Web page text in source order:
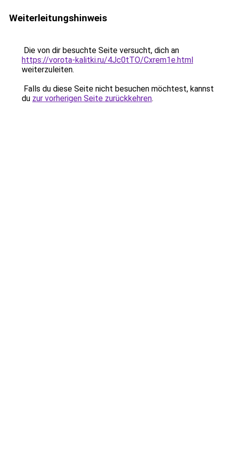
Weiterleitungshinweis
Die von dir besuchte Seite versucht, dich an
https://vorota-kalitki.ru/4Jc0tTO/Cxrem1e.html
weiterzuleiten.
Falls du diese Seite nicht besuchen möchtest, kannst
du zur vorherigen Seite zurückkehren.